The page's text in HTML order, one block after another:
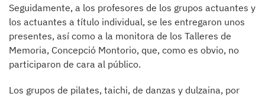
Seguidamente, a los profesores de los grupos actuantes y
los actuantes a título individual, se les entregaron unos
presentes, así como a la monitora de los Talleres de
Memoria, Concepció Montorio, que, como es obvio, no
participaron de cara al público.
Los grupos de pilates, taichi, de danzas y dulzaina, por